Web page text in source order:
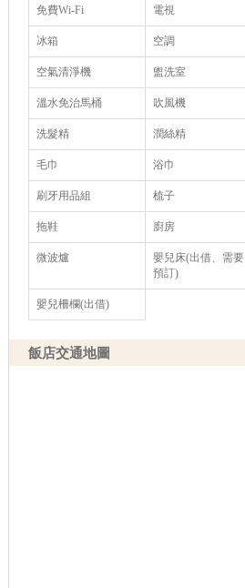
免費Wi-Fi 電視
冰箱 空調
空氣清淨機 盥洗室
溫水免治馬桶 吹風機
洗髮精 潤絲精
毛巾 浴巾
刷牙用品組 梳子
拖鞋 廚房
微波爐
嬰兒床(出借、需要
預訂)
嬰兒柵欄(出借)
飯店交通地圖